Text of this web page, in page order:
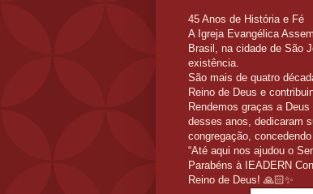
45 Anos de História e Fé
A Igreja Evangélica
Brasil, na cidade de São
existência.
São mais de quatro
Reino de Deus e
Rendemos graças a
desses anos, dedicaram
congregação,
“Até aqui nos ajudou o
Parabéns à IEADERN
Reino de Deus! 🙏🏻✨